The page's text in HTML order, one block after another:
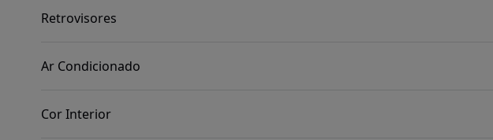
Retrovisores
Ar Condicionado
Cor Interior